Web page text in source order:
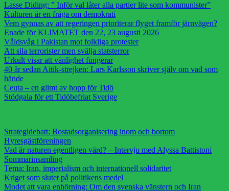
Lasse Diding: ” Inför val låter alla partier lite som kommunister”
Kulturen är en fråga om demokrati
Vem gynnas av att regeringen prioriterar flyget framför järnvägen?
Enade för KLIMATET den 22, 23 augusti 2026
Våldsvåg i Pakistan mot folkliga protester
Att sila terrorister men svälja statsterror
Urkult visar att vänlighet fungerar
40 år sedan Aitik-strejken: Lars Karlsson skriver själv om vad som
hände
Ceuta – en glimt av hopp för Tidö
Stödgala för ett Tidöbefriat Sverige
Strategidebatt: Bostadsorganisering inom och bortom
Hyresgästföreningen
Vad är naturen egentligen värd? – Intervju med Alyssa Battistoni
Sommarinsamling
Tema: Iran, imperialism och internationell solidaritet
Kriget som slutet på politikens medel
Modet att vara enhörning: Om den svenska vänstern och Iran